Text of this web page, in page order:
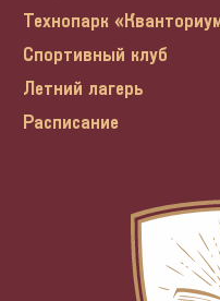
Технопарк
Спортивный клуб
Летний лагерь
Расписание